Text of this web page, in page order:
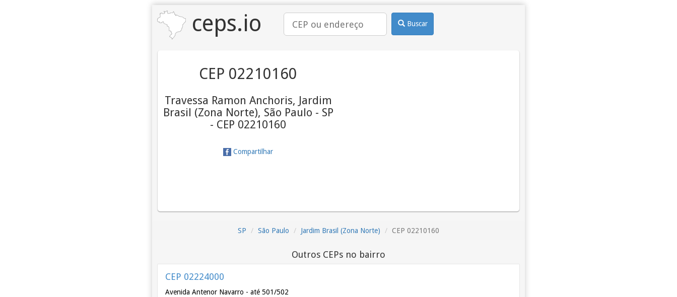
ceps.io Buscar
CEP 02210160
Travessa Ramon Anchoris, Jardim
Brasil (Zona Norte), São Paulo - SP
- CEP 02210160
Compartilhar
SP São Paulo Jardim Brasil (Zona Norte) CEP 02210160
Outros CEPs no bairro
CEP 02224000
Avenida Antenor Navarro - até 501/502